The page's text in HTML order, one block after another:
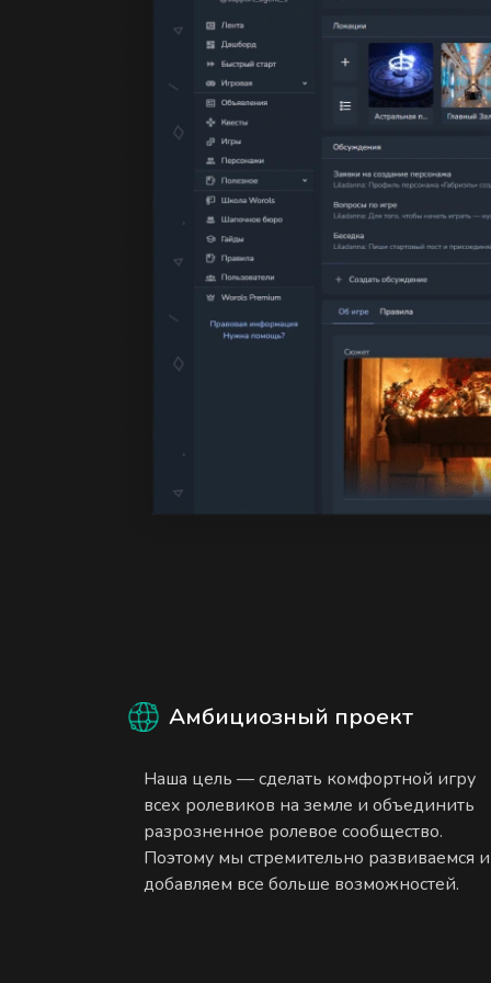
Амбициозный проект
Наша цель — сделать комфортной игру
всех ролевиков на земле и объединить
разрозненное ролевое сообщество.
Поэтому мы стремительно развиваемся и
добавляем все больше возможностей.